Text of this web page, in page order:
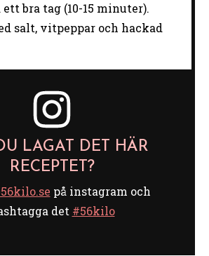
bra tag (10-15 minuter).
salt, vitpeppar och hackad
LAGAT DET HÄR
RECEPTET?
på instagram och
det #56kilo